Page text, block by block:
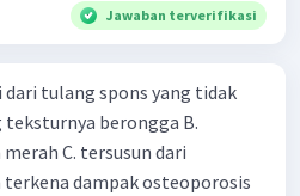
ceteris paribus maka .... a.
uang beredar (penawaran
dari kiri bawah ke kanan atas
jumlah uang beredar
d. Tingkat bunga turun di
uang) naik dari kiri bawah
Jawaban terverifikasi
tulang spons yang tidak
teksturnya berongga B.
C. tersusun dari
dampak osteoporosis